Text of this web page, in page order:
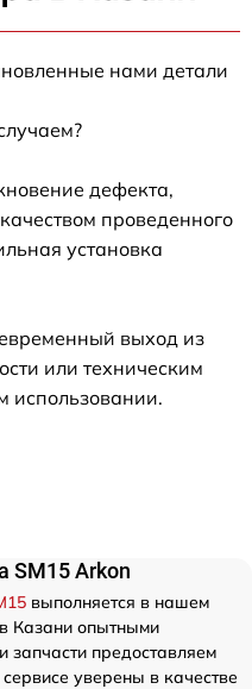
нами детали
дефекта,
проведенного
установка
выход из
или техническим
использовании.
SM15 Arkon
выполняется в нашем
Казани опытными
запчасти предоставляем
уверены в качестве